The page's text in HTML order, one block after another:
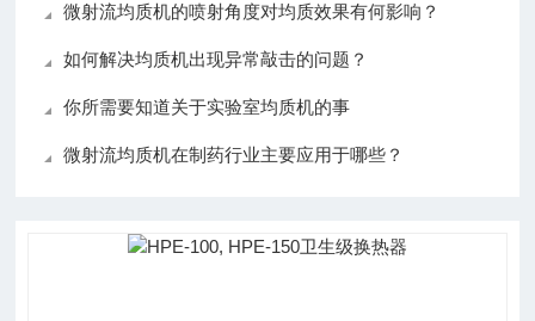
微射流均质机的喷射角度对均质效果有何影响？
如何解决均质机出现异常敲击的问题？
你所需要知道关于实验室均质机的事
微射流均质机在制药行业主要应用于哪些？